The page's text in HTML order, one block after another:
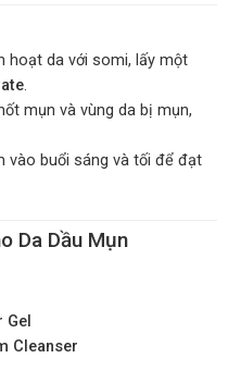
hoạt da với somi, lấy một
.
mụn và vùng da bị mụn,
vào buổi sáng và tối để đạt
Da Dầu Mụn
Gel
Cleanser